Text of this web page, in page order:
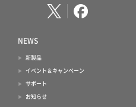
NEWS
新製品
イベント＆キャンペーン
サポート
お知らせ